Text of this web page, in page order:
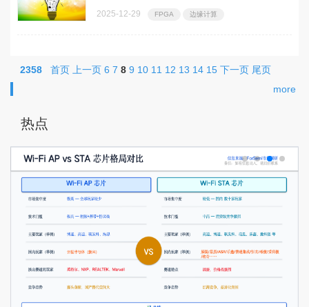
2025-12-29 FPGA 边缘计算
2358 首页 上一页 6 7 8 9 10 11 12 13 14 15 下一页 尾页
热点
more